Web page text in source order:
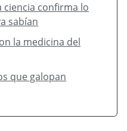
ciencia confirma lo
sabían
la medicina del
que galopan